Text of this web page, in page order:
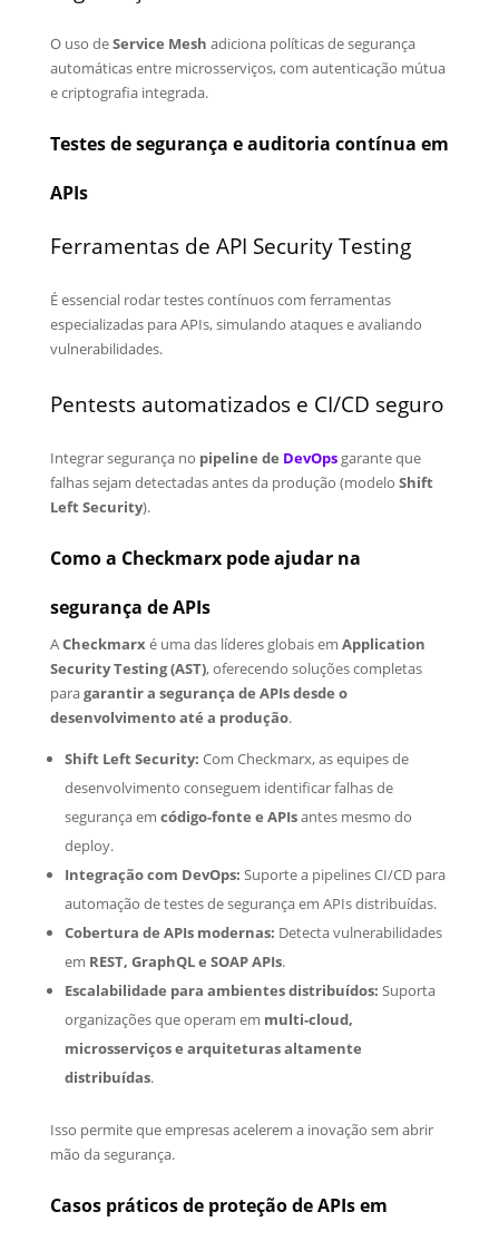
O uso deService Mesh adiciona políticas de segurança
automáticas entre microsserviços, com autenticação mútua
e criptografia integrada.
Testes de segurança e auditoria contínua em
APIs
Ferramentas de API Security Testing
É essencial rodar testes contínuos com ferramentas
especializadas para APIs, simulando ataques e avaliando
vulnerabilidades.
Pentests automatizados e CI/CD seguro
Integrar segurança no pipeline de DevOpsgarante que
falhas sejam detectadas antes da produção (modelo Shift
Left Security).
Como a Checkmarx pode ajudar na
segurança de APIs
ACheckmarx é uma das líderes globais em Application
Security Testing (AST), oferecendo soluções completas
paragarantir a segurança de APIs desde o
desenvolvimento até a produção.
Shift Left Security: Com Checkmarx, as equipes de
desenvolvimento conseguem identificar falhas de
segurança em código-fonte e APIsantes mesmo do
deploy.
Integração com DevOps: Suporte a pipelines CI/CD para
automação de testes de segurança em APIs distribuídas.
Cobertura de APIs modernas: Detecta vulnerabilidades
em REST, GraphQL e SOAP APIs.
Escalabilidade para ambientes distribuídos: Suporta
organizações que operam em multi-cloud,
microsserviços e arquiteturas altamente
distribuídas.
Isso permite que empresas acelerem a inovação sem abrir
mão da segurança.
Casos práticos de proteção de APIs em